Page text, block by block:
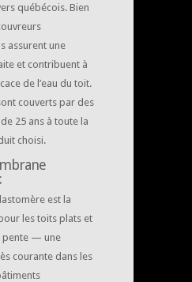
québécois. Bien
assurent une
et contribuent à
de l’eau du toit.
couverts par des
25 ans à toute la
choisi.
est la
les toits plats et
pente — une
courante dans les